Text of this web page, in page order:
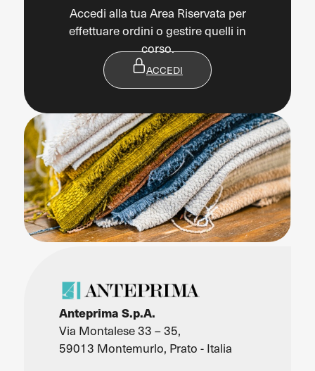
Accedi alla tua Area Riservata per
effettuare ordini o gestire quelli in
corso.
ACCEDI
Anteprima S.p.A.
Via Montalese 33 – 35,
59013 Montemurlo, Prato - Italia